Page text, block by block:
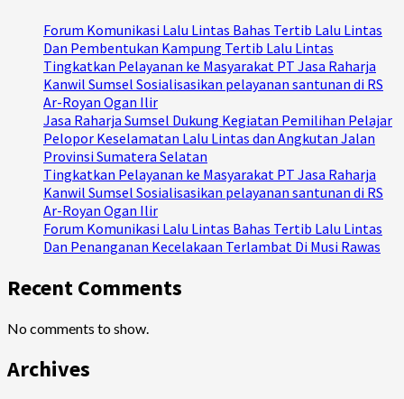
Forum Komunikasi Lalu Lintas Bahas Tertib Lalu Lintas
Dan Pembentukan Kampung Tertib Lalu Lintas
Tingkatkan Pelayanan ke Masyarakat PT Jasa Raharja
Kanwil Sumsel Sosialisasikan pelayanan santunan di RS
Ar-Royan Ogan Ilir
Jasa Raharja Sumsel Dukung Kegiatan Pemilihan Pelajar
Pelopor Keselamatan Lalu Lintas dan Angkutan Jalan
Provinsi Sumatera Selatan
Tingkatkan Pelayanan ke Masyarakat PT Jasa Raharja
Kanwil Sumsel Sosialisasikan pelayanan santunan di RS
Ar-Royan Ogan Ilir
Forum Komunikasi Lalu Lintas Bahas Tertib Lalu Lintas
Dan Penanganan Kecelakaan Terlambat Di Musi Rawas
Recent Comments
No comments to show.
Archives